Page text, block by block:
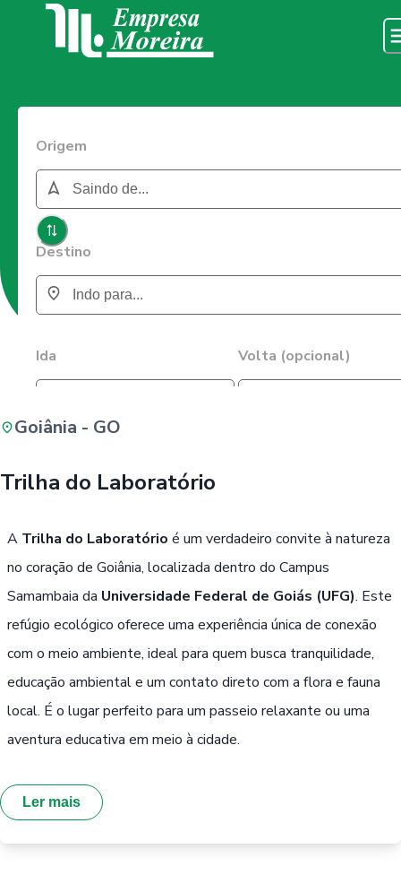
Origem
Destino
Ida Volta (opcional)
Goiânia - GO
Trilha do Laboratório
A Trilha do Laboratório é um verdadeiro convite à natureza
no coração de Goiânia, localizada dentro do Campus
Samambaia da Universidade Federal de Goiás (UFG). Este
refúgio ecológico oferece uma experiência única de conexão
com o meio ambiente, ideal para quem busca tranquilidade,
educação ambiental e um contato direto com a flora e fauna
local. É o lugar perfeito para um passeio relaxante ou uma
aventura educativa em meio à cidade.
Ler mais